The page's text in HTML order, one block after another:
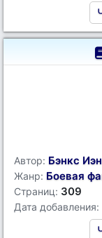
Автор: Бэнкс Иэн
Жанр: Боевая
Страниц: 309
Дата добавления: